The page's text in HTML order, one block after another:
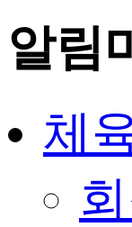
알림
체